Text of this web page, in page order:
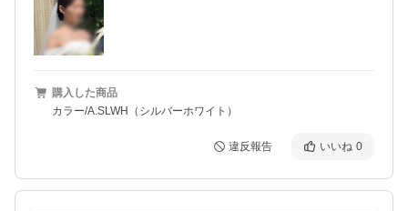
購入した商品
カラー/A.SLWH（シルバーホワイト）
違反報告 いいね 0